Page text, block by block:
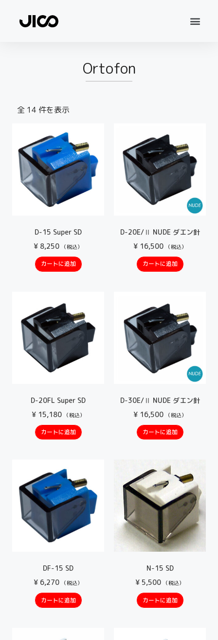
Ortofon
全 14 件を表示
D-15 Super SD
¥ 8,250 （税込）
カートに追加
D-20E/Ⅱ NUDE ダエン針
¥16,500 （税込）
カートに追加
D-20FL Super SD
¥15,180 （税込）
カートに追加
D-30E/Ⅱ NUDE ダエン針
¥16,500 （税込）
カートに追加
DF-15 SD
¥ 6,270 （税込）
カートに追加
N-15 SD
¥ 5,500 （税込）
カートに追加